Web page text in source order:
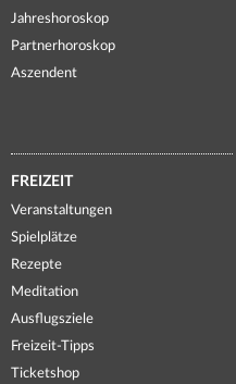
Jahreshoroskop
Partnerhoroskop
Aszendent
FREIZEIT
Veranstaltungen
Spielplätze
Rezepte
Meditation
Ausflugsziele
Freizeit-Tipps
Ticketshop